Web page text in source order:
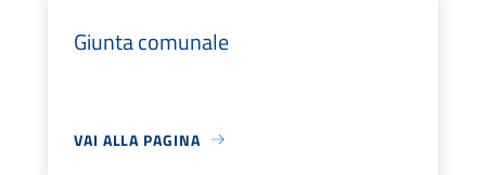
Giunta comunale
VAI ALLA PAGINA